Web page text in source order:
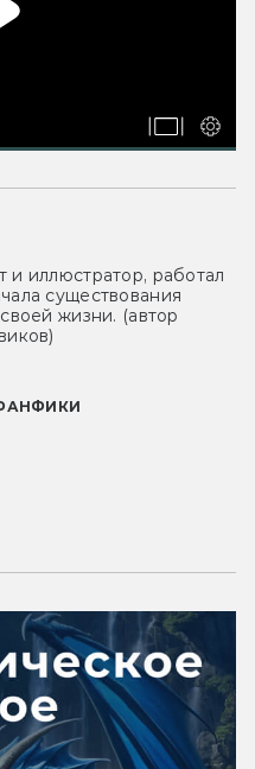
и иллюстратор, работал
существования
жизни. (автор